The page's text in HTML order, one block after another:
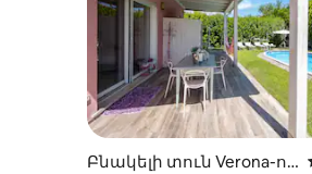
Բնակելի տուն Verona-ու